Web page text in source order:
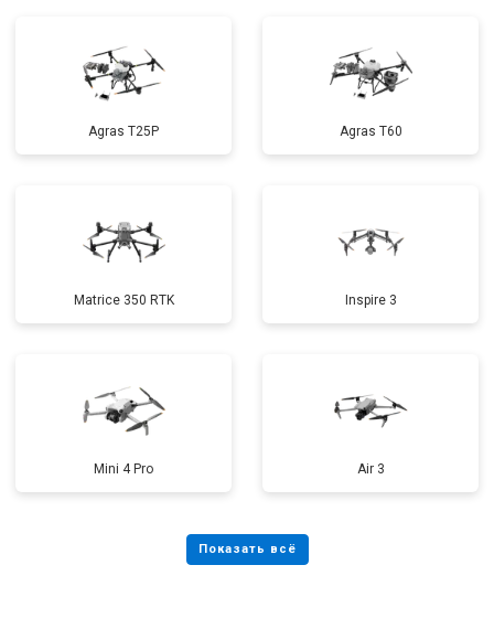
Agras T25P Agras T60
Matrice 350 RTK Inspire 3
Mini 4 Pro Air 3